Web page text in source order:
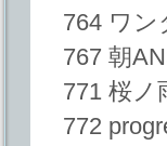
764 ワ
767 朝
771 桜ノ
772